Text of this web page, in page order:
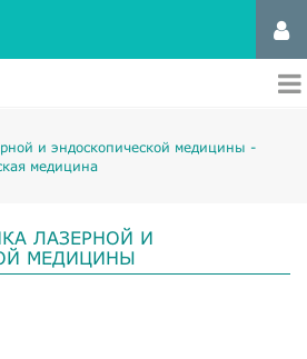
и эндоскопической медицины -
медицина
ЛАЗЕРНОЙ И
МЕДИЦИНЫ